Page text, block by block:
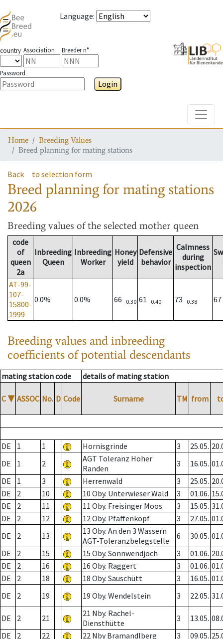
Language:
country Association Breeder n°
Password
Login
Home
Breeding Values
Breed planning for mating stations
Back to selection form
Breed planning for mating stations
2026
Breeding values of the selected mother queen
code
of
queen
2a
Inbreeding
Queen
Inbreeding
Worker
Honey
yield
Defensive
behavior
Calmness
during
inspection
AT-99-
107-
15800-
1999
0.0% 0.0% 66 0.30 61 0.40 73 0.38
Breeding values and inbreeding
coefficients of potential descendants
mating station code details of mating station
C ▼ ASSOC No. D Code Surname TM from
DE 1 1 Hornisgrinde 3 25.05.
DE
1 2
AGT Toleranz Hoher
Randen
3 16.05.
DE
1 3 Herrenwald 3 25.05.
DE
2 10 10 Oby. Unterwieser Wald 3 01.06.
DE
2 11 11 Oby. Freisinger Moos 3 15.05.
DE
2 12 12 Oby. Pfaffenkopf 3 27.05.
DE
2 13
13 Oby. An den 3 Wassern
AGT-Toleranzbelegstelle
6 30.05.
DE
2 15 15 Oby. Sonnwendjoch 3 01.06.
DE
2 16 16 Oby. Raggert 3 01.06.
DE
2 18 18 Oby. Sauschütt 3 16.05.
DE
2 19 19 Oby. Wendelstein 3 22.05.
DE 2 21
21 Nby. Rachel-
Diensthütte
3 13.05.
DE
2 22 22 Nby Bramandlberg 3 09.05.